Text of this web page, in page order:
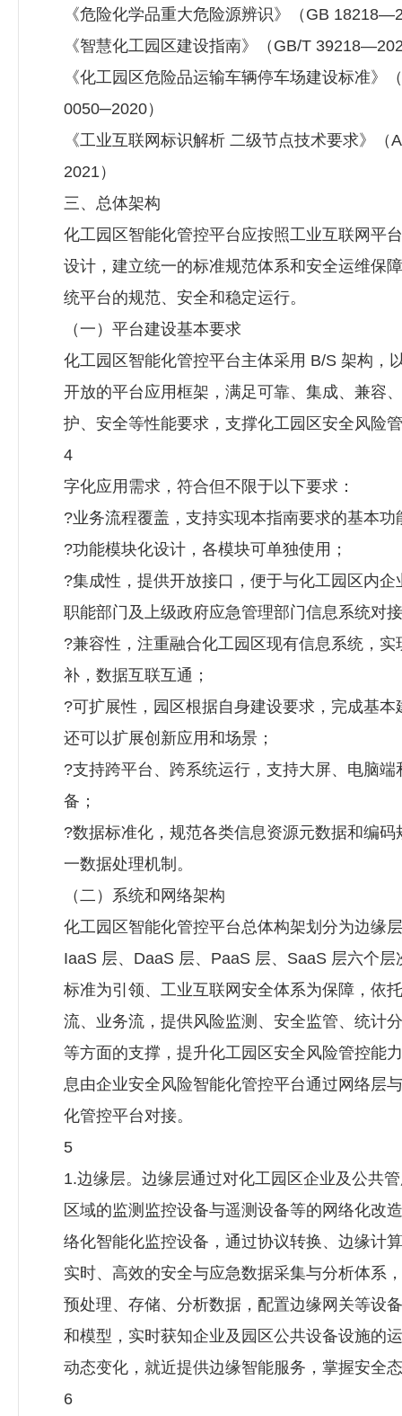
《危险化学品重大危险源辨识》（GB
《智慧化工园区建设指南》（GB/T
《化工园区危险品运输车辆停车场建设标准》
0050─2020）
《工业互联网标识解析 二级节点技术要求》
2021）
三、总体架构
化工园区智能化管控平台应按照工业互联网平
设计，建立统一的标准规范体系和安全运维保
统平台的规范、安全和稳定运行。
（一）平台建设基本要求
化工园区智能化管控平台主体采用 B/S 架构，
开放的平台应用框架，满足可靠、集成、兼容
护、安全等性能要求，支撑化工园区安全风险
4
字化应用需求，符合但不限于以下要求：
?业务流程覆盖，支持实现本指南要求的基本功
?功能模块化设计，各模块可单独使用；
?集成性，提供开放接口，便于与化工园区内企
职能部门及上级政府应急管理部门信息系统对
?兼容性，注重融合化工园区现有信息系统，实
补，数据互联互通；
?可扩展性，园区根据自身建设要求，完成基本
还可以扩展创新应用和场景；
?支持跨平台、跨系统运行，支持大屏、电脑端
备；
?数据标准化，规范各类信息资源元数据和编码
一数据处理机制。
（二）系统和网络架构
化工园区智能化管控平台总体构架划分为边缘
IaaS 层、DaaS 层、PaaS 层、SaaS 层六个层
标准为引领、工业互联网安全体系为保障，依
流、业务流，提供风险监测、安全监管、统计
等方面的支撑，提升化工园区安全风险管控能
息由企业安全风险智能化管控平台通过网络层
化管控平台对接。
5
1.边缘层。边缘层通过对化工园区企业及公共
区域的监测监控设备与遥测设备等的网络化改
络化智能化监控设备，通过协议转换、边缘计
实时、高效的安全与应急数据采集与分析体系
预处理、存储、分析数据，配置边缘网关等设
和模型，实时获知企业及园区公共设备设施的
动态变化，就近提供边缘智能服务，掌握安全
6